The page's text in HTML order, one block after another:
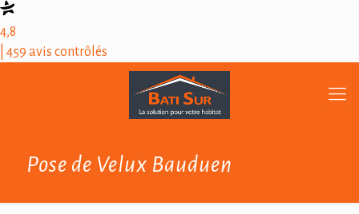
4,8
| 459 avis contrôlés
Pose de Velux Bauduen